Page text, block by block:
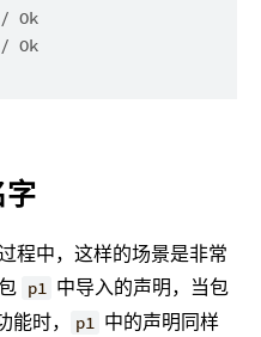
Ok
Ok
程中，这样的场景是非常
p1 中导入的声明，当包
时， p1 中的声明同样